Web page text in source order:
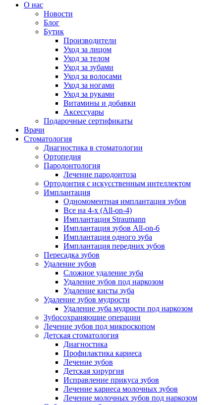
О нас
Новости
Блог
Бутик
Производители
Уход за лицом
Уход за телом
Уход за зубами
Уход за волосами
Уход за ногами
Уход за руками
Витамины и добавки
Аксессуары
Подарочные сертификаты
Врачи
Стоматология
Диагностика в стоматологии
Ортопедия
Пародонтология
Лечение пародонтоза
Ортодонтия с искусственным интеллектом
Имплантация
Одномоментная имплантация зубов
Все на 4-х (All-on-4)
Имплантация Straumann
Имплантация зубов All-on-6
Имплантация одного зуба
Имплантация передних зубов
Пересадка зубов
Удаление зубов
Сложное удаление зуба
Удаление зубов под наркозом
Удаление кисты зуба
Удаление зубов мудрости
Удаление зуба мудрости под наркозом
Зубосохраняющие операции
Лечение зубов под микроскопом
Детская стоматология
Диагностика
Профилактика кариеса
Лечение зубов
Детская хирургия
Исправление прикуса зубов
Лечение кариеса молочных зубов
Лечение молочных зубов под наркозом